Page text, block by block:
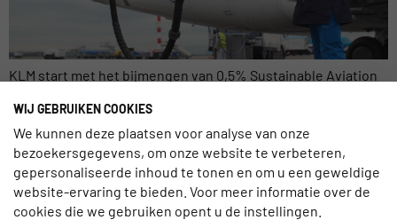
KLM start met het bijmengen van 0,5% Sustainable Aviation
Daarnaast zal KLM haar klanten vanaf donderdag 13 januari de
mogelijkheid bieden om daar bovenop een hoeveelheid
duurzame brandstof in te kopen. KLM wil op deze manier de
markt voor SAF verder stimuleren. Het reizen moet in de […]
WIJ GEBRUIKEN COOKIES
We kunnen deze plaatsen voor analyse van onze
bezoekersgegevens, om onze website te verbeteren,
gepersonaliseerde inhoud te tonen en om u een geweldige
website-ervaring te bieden. Voor meer informatie over de
cookies die we gebruiken opent u de instellingen.